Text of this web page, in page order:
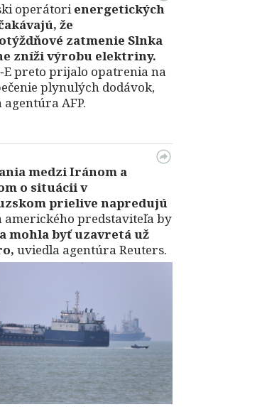
operátorienergetických
že
zatmenie Slnka
zníži výrobu elektriny.
preto prijalo opatrenia na
plynulých dodávok,
AFP.
medzi Iránom a
o situácii v
prielive napredujú
amerického predstaviteľa by
mohla byť uzavretá už
uviedla agentúra Reuters.